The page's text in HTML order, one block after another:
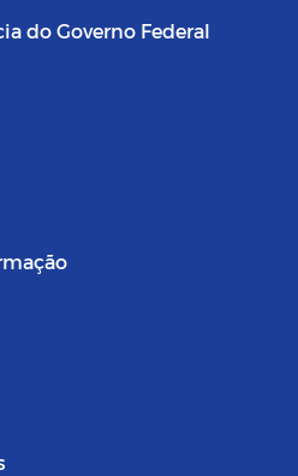
do Governo Federal